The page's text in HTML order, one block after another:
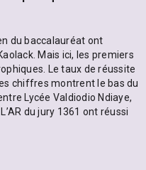
du baccalauréat ont
Mais ici, les premiers
Le taux de réussite
chiffres montrent le bas du
Lycée Valdiodio Ndiaye,
du jury 1361 ont réussi